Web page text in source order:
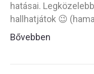
hatásai.
hallhatjátok 😉
Bővebben